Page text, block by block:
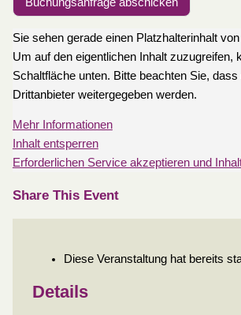
Buchungsanfrage abschicken
Sie sehen gerade einen Platzhalterinhalt von
Um auf den eigentlichen Inhalt zuzugreifen,
Schaltfläche unten. Bitte beachten Sie,
Drittanbieter weitergegeben werden.
Mehr Informationen
Inhalt entsperren
Erforderlichen Service akzeptieren und
Share This Event
Diese Veranstaltung hat bereits
Details